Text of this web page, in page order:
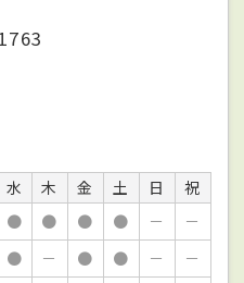
水 木 金 土 日
祝
● ● ● ● －
－
● － ● ● －
－